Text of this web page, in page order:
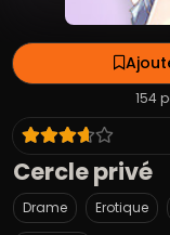
154
Cercle privé
Drame Erotique